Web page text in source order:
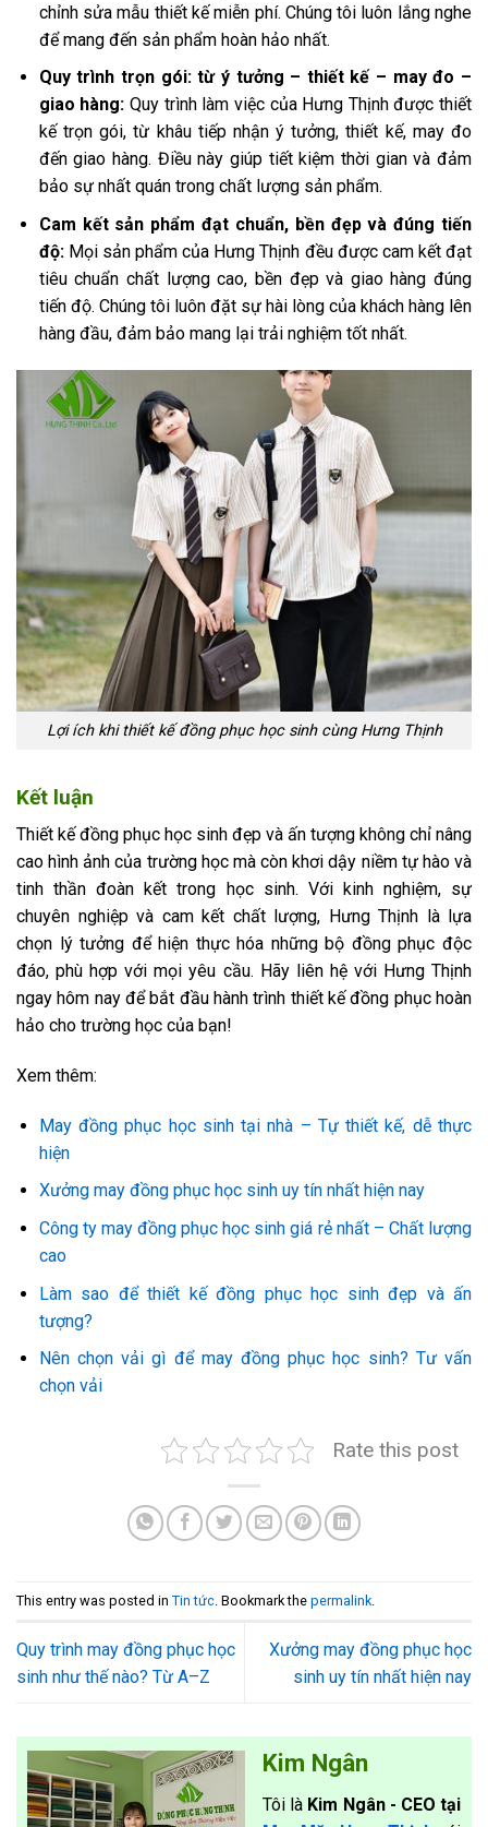
chỉnh sửa mẫu thiết kế miễn phí. Chúng tôi luôn lắng nghe
để mang đến sản phẩm hoàn hảo nhất.
Quy trình trọn gói: từ ý tưởng – thiết kế – may đo –
giao hàng:Quy trình làm việc của Hưng Thịnh được thiết
kế trọn gói, từ khâu tiếp nhận ý tưởng, thiết kế, may đo
đến giao hàng. Điều này giúp tiết kiệm thời gian và đảm
bảo sự nhất quán trong chất lượng sản phẩm.
Cam kết sản phẩm đạt chuẩn, bền đẹp và đúng tiến
độ: Mọi sản phẩm của Hưng Thịnh đều được cam kết đạt
tiêu chuẩn chất lượng cao, bền đẹp và giao hàng đúng
tiến độ. Chúng tôi luôn đặt sự hài lòng của khách hàng lên
hàng đầu, đảm bảo mang lại trải nghiệm tốt nhất.
Lợi ích khi thiết kế đồng phục học sinh cùng Hưng Thịnh
Kết luận
Thiết kế đồng phục học sinh đẹp và ấn tượng không chỉ nâng
cao hình ảnh của trường học mà còn khơi dậy niềm tự hào và
tinh thần đoàn kết trong học sinh. Với kinh nghiệm, sự
chuyên nghiệp và cam kết chất lượng, Hưng Thịnh là lựa
chọn lý tưởng để hiện thực hóa những bộ đồng phục độc
đáo, phù hợp với mọi yêu cầu. Hãy liên hệ với Hưng Thịnh
ngay hôm nay để bắt đầu hành trình thiết kế đồng phục hoàn
hảo cho trường học của bạn!
Xem thêm:
May đồng phục học sinh tại nhà – Tự thiết kế, dễ thực
hiện
Xưởng may đồng phục học sinh uy tín nhất hiện nay
Công ty may đồng phục học sinh giá rẻ nhất – Chất lượng
cao
Làm sao để thiết kế đồng phục học sinh đẹp và ấn
tượng?
Nên chọn vải gì để may đồng phục học sinh? Tư vấn
chọn vải
Rate this post
This entry was posted in Tin tức . Bookmark the permalink
Quy trình may đồng phục học
sinh như thế nào? Từ A–Z
Xưởng may đồng phục học
sinh uy tín nhất hiện nay
Kim Ngân
Tôi là Kim Ngân - CEO tại